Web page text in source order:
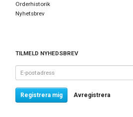
Orderhistorik
Nyhetsbrev
TILMELD NYHEDSBREV
postadress
Registrera mig Avregistrera